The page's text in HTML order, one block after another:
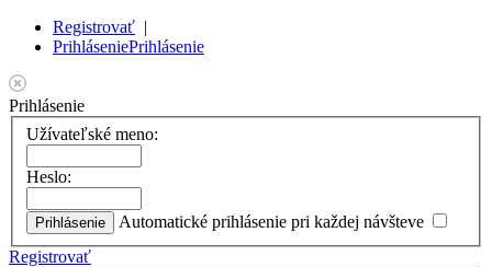
Registrovať |
PrihláseniePrihlásenie
Prihlásenie
Užívateľské meno:
Heslo:
Automatické prihlásenie pri každej návšteve
Registrovať